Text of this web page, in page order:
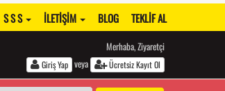
S S S İLETIŞIM BLOG TEKLIF AL
Merhaba, Ziyaretçi
Giriş Yap veya Ücretsiz Kayıt Ol